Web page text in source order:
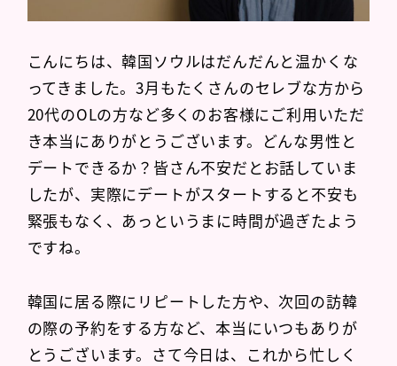
こんにちは、韓国ソウルはだんだんと温かくな
ってきました。3月もたくさんのセレブな方から
20代のOLの方など多くのお客様にご利用いただ
き本当にありがとうございます。どんな男性と
デートできるか？皆さん不安だとお話していま
したが、実際にデートがスタートすると不安も
緊張もなく、あっというまに時間が過ぎたよう
ですね。
韓国に居る際にリピートした方や、次回の訪韓
の際の予約をする方など、本当にいつもありが
とうございます。さて今日は、これから忙しく